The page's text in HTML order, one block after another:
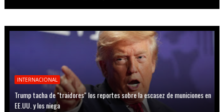
INTERNACIONAL
Trump tacha de "traidores" los reportes sobre la escasez de municiones en
EE.UU. y los niega